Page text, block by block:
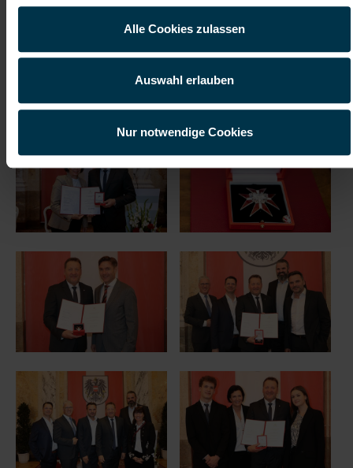
Alle Cookies zulassen
Auswahl erlauben
Nur notwendige Cookies